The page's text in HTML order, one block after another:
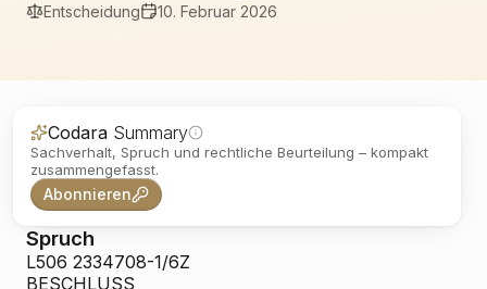
Entscheidung 10. Februar 2026
Codara Summary
Sachverhalt, Spruch und rechtliche Beurteilung – kompakt
zusammengefasst.
Abonnieren
Spruch
L506 2334708-1/6Z
BESCHLUSS